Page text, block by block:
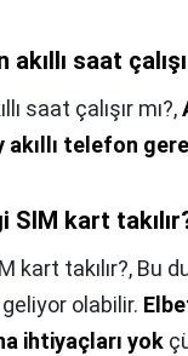
saat
saat çalışır mı?,
akıllı telefon
SIM kart
kart takılır?, Bu
geliyor olabilir.
ihtiyaçları yok